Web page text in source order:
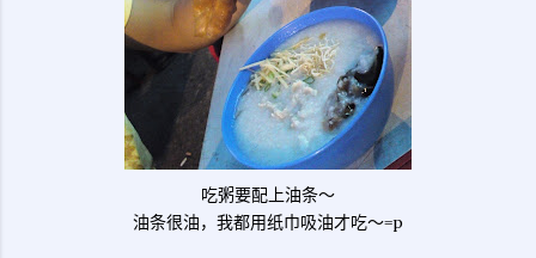
吃粥要配上油条～
油条很油，我都用纸巾吸油才吃～=p